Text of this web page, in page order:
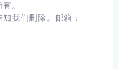
。
我们删除。邮箱：